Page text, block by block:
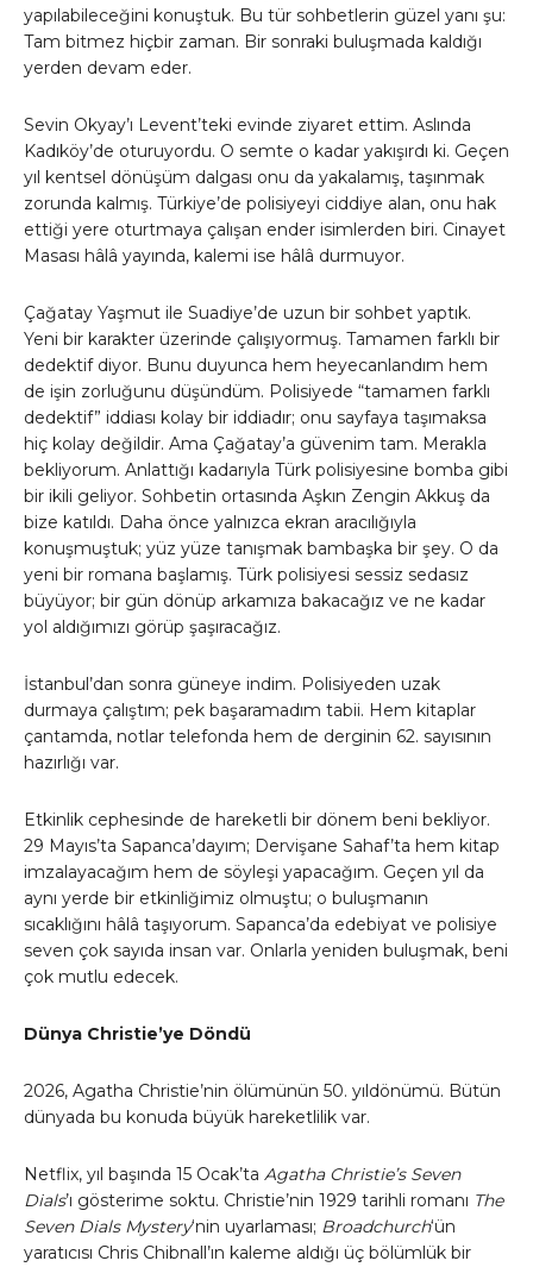
yapılabileceğini konuştuk. Bu tür sohbetlerin güzel yanı şu:
Tam bitmez hiçbir zaman. Bir sonraki buluşmada kaldığı
yerden devam eder.
Sevin Okyay’ı Levent’teki evinde ziyaret ettim. Aslında
Kadıköy’de oturuyordu. O semte o kadar yakışırdı ki. Geçen
yıl kentsel dönüşüm dalgası onu da yakalamış, taşınmak
zorunda kalmış. Türkiye’de polisiyeyi ciddiye alan, onu hak
ettiği yere oturtmaya çalışan ender isimlerden biri. Cinayet
Masası hâlâ yayında, kalemi ise hâlâ durmuyor.
Çağatay Yaşmut ile Suadiye’de uzun bir sohbet yaptık.
Yeni bir karakter üzerinde çalışıyormuş. Tamamen farklı bir
dedektif diyor. Bunu duyunca hem heyecanlandım hem
de işin zorluğunu düşündüm. Polisiyede “tamamen farklı
dedektif” iddiası kolay bir iddiadır; onu sayfaya taşımaksa
hiç kolay değildir. Ama Çağatay’a güvenim tam. Merakla
bekliyorum. Anlattığı kadarıyla Türk polisiyesine bomba gibi
bir ikili geliyor. Sohbetin ortasında Aşkın Zengin Akkuş da
bize katıldı. Daha önce yalnızca ekran aracılığıyla
konuşmuştuk; yüz yüze tanışmak bambaşka bir şey. O da
yeni bir romana başlamış. Türk polisiyesi sessiz sedasız
büyüyor; bir gün dönüp arkamıza bakacağız ve ne kadar
yol aldığımızı görüp şaşıracağız.
İstanbul’dan sonra güneye indim. Polisiyeden uzak
durmaya çalıştım; pek başaramadım tabii. Hem kitaplar
çantamda, notlar telefonda hem de derginin 62. sayısının
hazırlığı var.
Etkinlik cephesinde de hareketli bir dönem beni bekliyor.
29 Mayıs’ta Sapanca’dayım; Dervişane Sahaf’ta hem kitap
imzalayacağım hem de söyleşi yapacağım. Geçen yıl da
aynı yerde bir etkinliğimiz olmuştu; o buluşmanın
sıcaklığını hâlâ taşıyorum. Sapanca’da edebiyat ve polisiye
seven çok sayıda insan var. Onlarla yeniden buluşmak, beni
çok mutlu edecek.
Dünya Christie’ye Döndü
2026, Agatha Christie’nin ölümünün 50. yıldönümü. Bütün
dünyada bu konuda büyük hareketlilik var.
Netflix, yıl başında 15 Ocak’ta Agatha Christie’s Seven
Dials’ı gösterime soktu. Christie’nin 1929 tarihli romanı The
Seven Dials Mystery‘nin uyarlaması; Broadchurch‘ün
yaratıcısı Chris Chibnall’ın kaleme aldığı üç bölümlük bir